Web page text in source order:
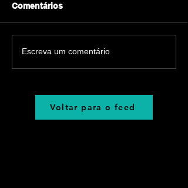
Comentários
Escreva um comentário
Voltar para o feed